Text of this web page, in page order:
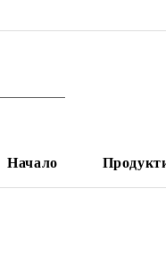
Начало